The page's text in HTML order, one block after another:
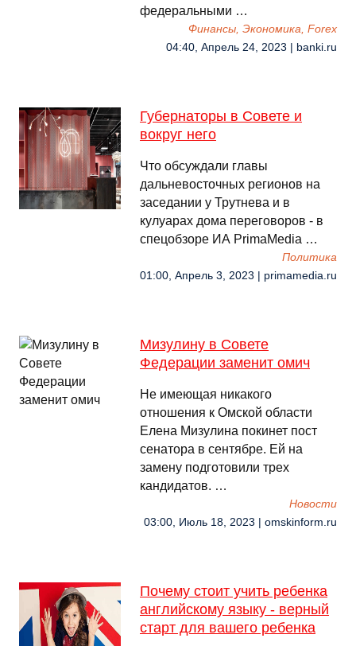
федеральными …
Финансы, Экономика, Forex
04:40, Апрель 24, 2023 | banki.ru
Губернаторы в Совете и
вокруг него
Что обсуждали главы
дальневосточных регионов на
заседании у Трутнева и в
кулуарах дома переговоров - в
спецобзоре ИА PrimaMedia …
Политика
01:00, Апрель 3, 2023 | primamedia.ru
Мизулину в Совете
Федерации заменит омич
Не имеющая никакого
отношения к Омской области
Елена Мизулина покинет пост
сенатора в сентябре. Ей на
замену подготовили трех
кандидатов. …
Новости
03:00, Июль 18, 2023 | omskinform.ru
Почему стоит учить ребенка
английскому языку - верный
старт для вашего ребенка